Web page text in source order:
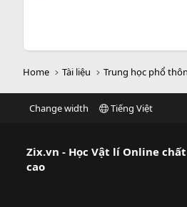
Home Tài liệu Trung học phổ
Change width Tiếng Việt
Zix.vn - Học Vật lí Online
cao